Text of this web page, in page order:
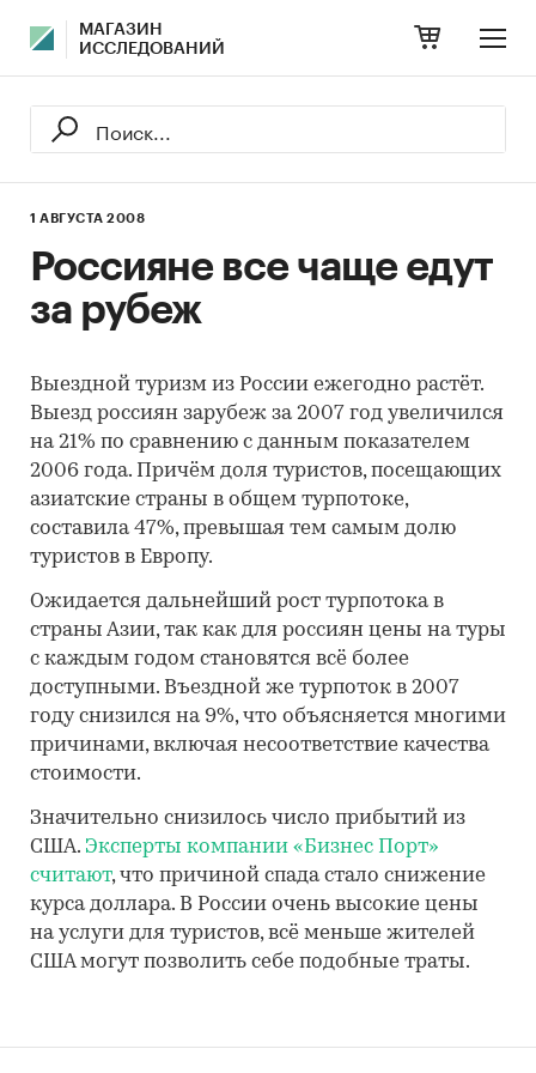
МАГАЗИН
ИССЛЕДОВАНИЙ
1 АВГУСТА 2008
Россияне все чаще едут
за рубеж
Выездной туризм из России ежегодно растёт.
Выезд россиян зарубеж за 2007 год увеличился
на 21% по сравнению с данным показателем
2006 года. Причём доля туристов, посещающих
азиатские страны в общем турпотоке,
составила 47%, превышая тем самым долю
туристов в Европу.
Ожидается дальнейший рост турпотока в
страны Азии, так как для россиян цены на туры
с каждым годом становятся всё более
доступными. Въездной же турпоток в 2007
году снизился на 9%, что объясняется многими
причинами, включая несоответствие качества
стоимости.
Значительно снизилось число прибытий из
США. Эксперты компании «Бизнес Порт»
считают, что причиной спада стало снижение
курса доллара. В России очень высокие цены
на услуги для туристов, всё меньше жителей
США могут позволить себе подобные траты.